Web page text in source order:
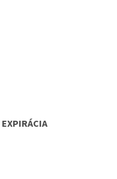
EXPIRÁCIA